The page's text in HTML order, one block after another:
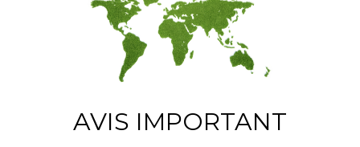
AVIS IMPORTANT